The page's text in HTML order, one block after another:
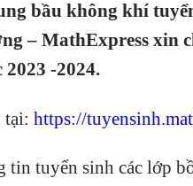
bầu không khí
– MathExpress xin
-2024.
tại: https://
tin tuyển sinh các lớp